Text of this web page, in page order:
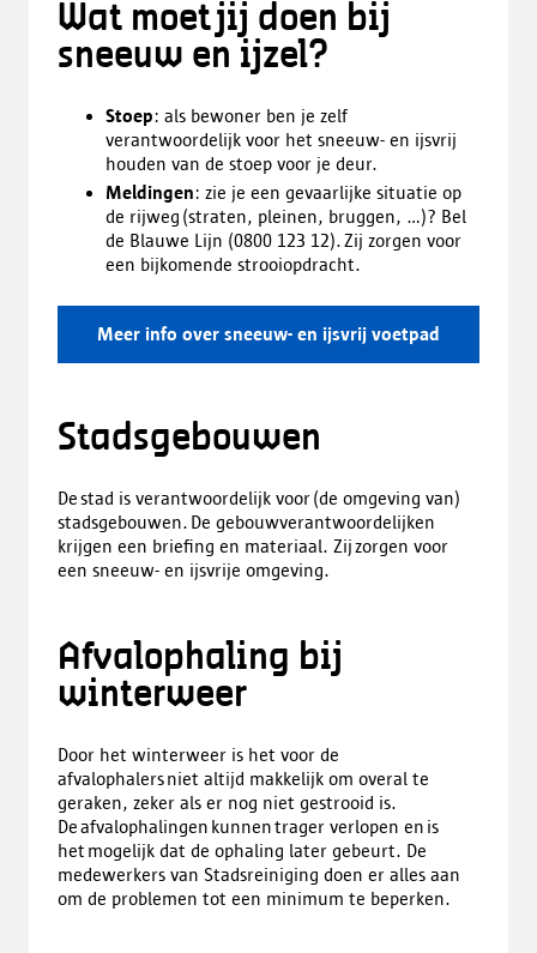
Wat moet jij doen bij
sneeuw en ijzel?
Stoep: als bewoner ben je zelf
verantwoordelijk voor het sneeuw- en ijsvrij
houden van de stoep voor je deur.
Meldingen: zie je een gevaarlijke situatie op
de rijweg (straten, pleinen, bruggen, ...)? Bel
de Blauwe Lijn (0800 123 12). Zij zorgen voor
een bijkomende strooiopdracht.
Meer info over sneeuw- en ijsvrij voetpad
Stadsgebouwen
De stad is verantwoordelijk voor (de omgeving van)
stadsgebouwen. De gebouwverantwoordelijken
krijgen een briefing en materiaal. Zij zorgen voor
een sneeuw- en ijsvrije omgeving.
Afvalophaling bij
winterweer
Door het winterweer is het voor de
afvalophalers niet altijd makkelijk om overal te
geraken, zeker als er nog niet gestrooid is.
De afvalophalingen kunnen trager verlopen en is
het mogelijk dat de ophaling later gebeurt. De
medewerkers van Stadsreiniging doen er alles aan
om de problemen tot een minimum te beperken.